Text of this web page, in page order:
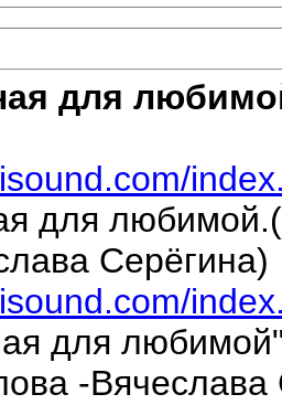
для
для
Серёгина)
для
-Вячеслава